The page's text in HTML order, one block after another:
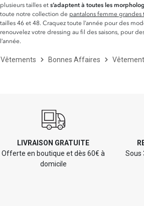
plusieurs tailles et s’adaptent à toutes les
toute notre collection de pantalons femme grandes
tailles 46 et 48. Craquez toute l’année pour des
renouvelez votre dressing au fil des saisons, pour
l’année.
Vêtements Bonnes Affaires
LIVRAISON GRATUITE
Offerte en boutique et dès 60€ à
domicile
Sous